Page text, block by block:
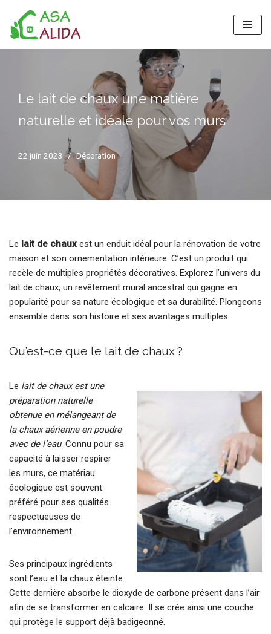
Aller
au
Le lait de chaux une matière
naturelle et idéale pour vos murs
22 juin 2023 Décoration
Le lait de chaux est un enduit idéal pour la rénovation de votre
maison et son ornementation intérieure. C’est un produit qui
recèle de multiples propriétés décoratives. Explorez l’univers du
lait de chaux, un revêtement mural ancestral qui gagne en
popularité pour sa nature écologique et sa durabilité. Plongeons
ensemble dans son histoire et ses avantages multiples.
Qu’est-ce que le lait de chaux ?
Le lait de chaux est une
préparation naturelle
obtenue en mélangeant de
la chaux aérienne en poudre
avec de l’eau. Connu pour sa
capacité à laisser respirer
les murs, ce matériau
écologique est souvent
préféré pour ses qualités
respectueuses de
l’environnement.
Ses principaux ingrédients
sont l’eau et la chaux éteinte.
Cette dernière absorbe le dioxyde de carbone présent dans l’air
afin de se transformer en calcaire. Il se crée ainsi une couche
qui protège le support déjà badigeonné.